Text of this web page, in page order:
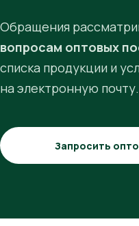
Обращения
вопросам оптовых
списка продукции и
на электронную почту.
Запросить